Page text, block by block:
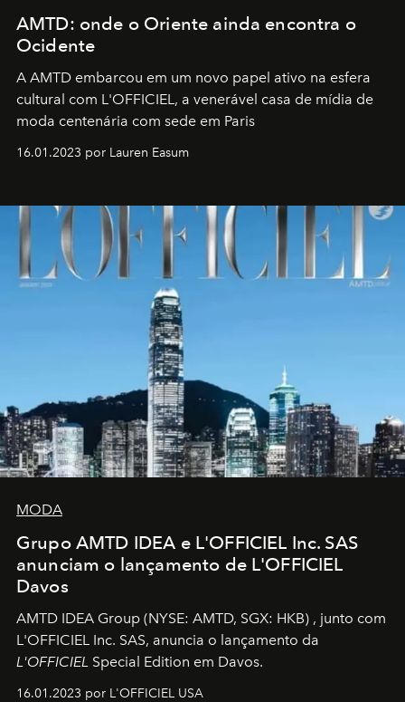
AMTD: onde o Oriente ainda encontra o
Ocidente
A AMTD embarcou em um novo papel ativo na esfera
cultural com L'OFFICIEL, a venerável casa de mídia de
moda centenária com sede em Paris
16.01.2023 por Lauren Easum
MODA
Grupo AMTD IDEA e L'OFFICIEL Inc. SAS
anunciam o lançamento de L'OFFICIEL
Davos
AMTD IDEA Group (NYSE: AMTD, SGX: HKB) , junto com
L'OFFICIEL Inc. SAS, anuncia o lançamento da
L'OFFICIEL Special Edition em Davos.
16.01.2023 por L'OFFICIEL USA